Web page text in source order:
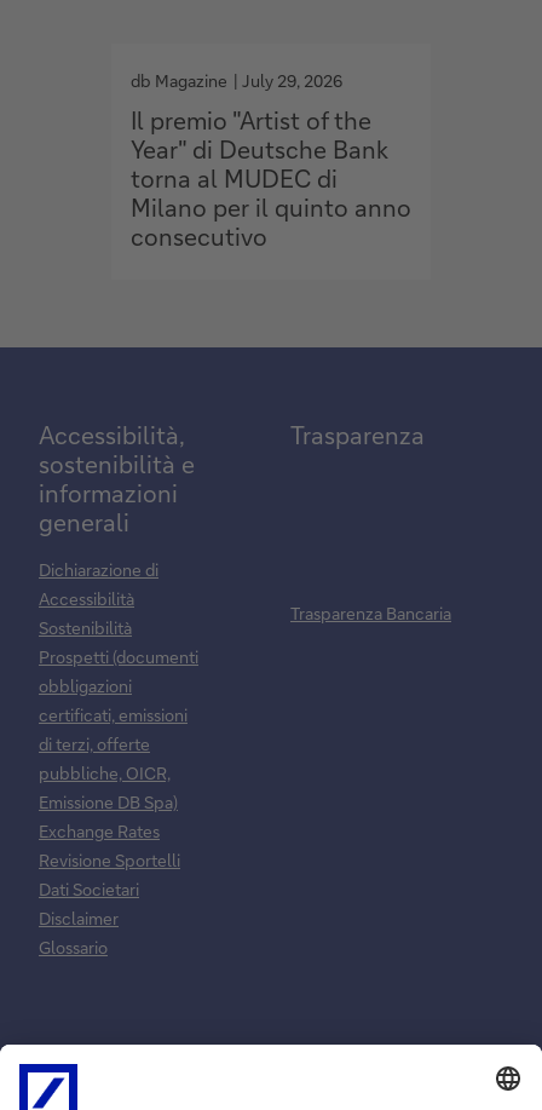
o
t
o
db Magazine July 29, 2026
Il premio "Artist of the
Year" di Deutsche Bank
torna al MUDEC di
Milano per il quinto anno
consecutivo
Accessibilità,
sostenibilità e
informazioni
generali
Dichiarazione di
Accessibilità
Sostenibilità
Prospetti (documenti
obbligazioni
certificati, emissioni
di terzi, offerte
pubbliche, OICR,
Emissione DB Spa)
Exchange Rates
Revisione Sportelli
Dati Societari
Disclaimer
Glossario
Trasparenza
Trasparenza Bancaria
Normative e
norme